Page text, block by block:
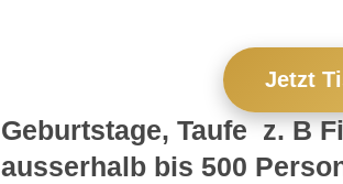
Jetzt
Geburtstage, Taufe z. B
ausserhalb bis 500